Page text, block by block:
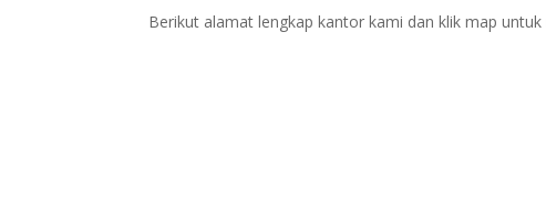
Berikut alamat lengkap kantor kami dan klik map